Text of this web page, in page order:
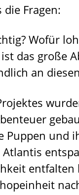
Fragen:
Wofür
das große
an
Puppen und
Atlantis